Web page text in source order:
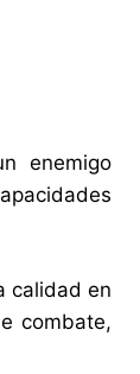
enemigo
calidad en
combate,